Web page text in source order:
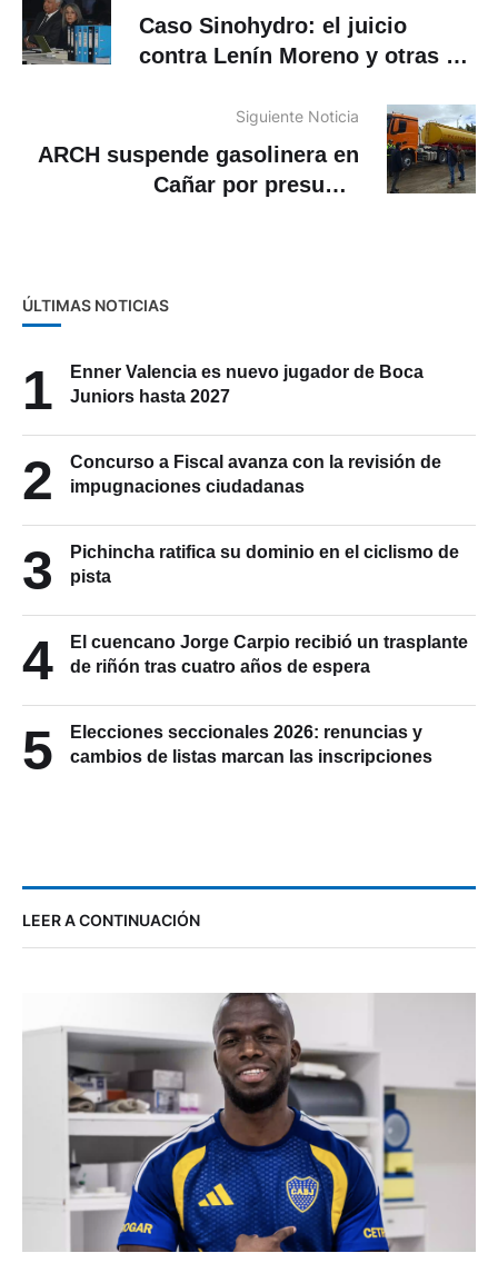
Caso Sinohydro: el juicio
contra Lenín Moreno y otras 20
Siguiente Noticia
ARCH suspende gasolinera en
Cañar por presunto
ÚLTIMAS NOTICIAS
1
Enner Valencia es nuevo jugador de Boca
Juniors hasta 2027
2
Concurso a Fiscal avanza con la revisión de
impugnaciones ciudadanas
3
Pichincha ratifica su dominio en el ciclismo de
pista
4
El cuencano Jorge Carpio recibió un trasplante
de riñón tras cuatro años de espera
5
Elecciones seccionales 2026: renuncias y
cambios de listas marcan las inscripciones
LEER A CONTINUACIÓN